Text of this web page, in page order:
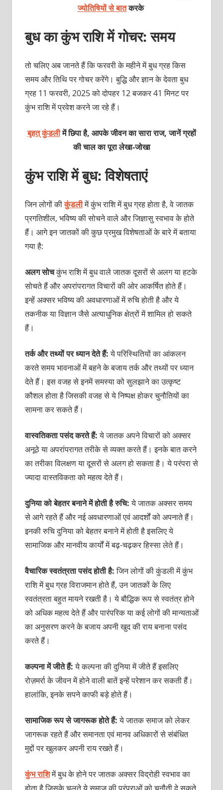
ज्योतिषियों से बातकरके
बुध का कुंभ राशि में गोचर: समय
तो चलिए अब जानते हैं कि फरवरी के महीने में बुध ग्रह किस
समय और तिथि पर गोचर करेंगे। बुद्धि और ज्ञान के देवता बुध
ग्रह 11 फरवरी, 2025 को दोपहर 12 बजकर 41 मिनट पर
कुंभ राशि में प्रवेश करने जा रहे हैं।
बृहत् कुंडलीमें छिपा है, आपके जीवन का सारा राज, जानें ग्रहों
की चाल का पूरालेखा-जोखा
कुंभ राशि में बुध: विशेषताएं
जिन लोगों कीकुंडलीमें कुंभ राशि में बुध ग्रह होता है, वे जातक
प्रगतिशील, भविष्‍य की सोचने वाले और जिज्ञासु स्‍वभाव के होते
हैं। आगे इन जातकों की कुछ प्रमुख विशेषताओं के बारे में बताया
गया है:
अलग सोचकुंभ राशि में बुध वाले जातक दूसरों से अलग या हटके
सोचते हैं और अपरांपरागत विचारों की ओर आकर्षित होते हैं।
इन्‍हें अक्‍सर भविष्‍य की अवधारणाओं में रुचि होती है और ये
तकनीक या विज्ञान जैसे अत्‍याधुनिक क्षेत्रों में शामिल हो सकते
हैं।
तर्क और तथ्‍यों पर ध्‍यान देते हैं:ये परिस्थितियों का आंकलन
करते समय भावनाओं में बहने के बजाय तर्क और तथ्‍यों पर ध्‍यान
देते हैं। इस वजह से इनमें समस्‍या को सुलझाने का उत्‍कृष्‍ट
कौशल होता है जिसकी वजह से ये निष्‍पक्ष होकर चुनौतियों का
सामना कर सकते हैं।
वास्‍वतिकता पसंद करते हैं:ये जातक अपने विचारों को अक्‍सर
अनूठे या अपरांपरागत तरीके से व्‍यक्‍‍त करते हैं। इनके बात करने
का तरीका विलक्षण या दूसरों से अलग हो सकता है। ये परंपरा से
ज्‍यादा वास्‍तविकता को महत्‍व देते हैं।
दुनिया को बेहतर बनाने में होती है रुचि:ये जातक अक्‍सर समय
से आगे रहते हैं और नई अवधारणाओं एवं आदर्शों को अपनाते हैं।
इनकी रुचि दुनिया को बेहतर बनाने में होती है इसलिए ये
सामाजिक और मानवीय कार्यों में बढ़-चढ़कर हिस्‍सा लेते हैं।
वैचारिक स्‍वतंत्रता पसंद होती है:जिन लोगों की कुंडली में कुंभ
राशि में बुध ग्रह विराजमान होते हैं, उन जातकों के लिए
स्‍वतंत्रता बहुत मायने रखती है। ये बौद्धिक रूप से स्‍वतंत्र होने
को अधिक महत्‍व देते हैं और पारंपरिक या कई लोगों की मान्‍यताओं
का अनुसरण करने के बजाय अपनी खुद की राय बनाना पसंद
करते हैं।
कल्‍पना में जीते हैं:ये कल्‍पना की दुनिया में जीते हैं इसलिए
रोज़मर्रा के जीवन में होने वाली बातें इन्‍हें परेशान कर सकती हैं।
हालांकि, इनके सपने काफी बड़े होते हैं।
सामाजिक रूप से जागरूक होते हैं:ये जातक समाज को लेकर
जागरूक रहते हैं और समानता एवं मानव अधिकारों से संबंधित
मुद्दों पर खुलकर अपनी राय रखते हैं।
कुंभ राशिमें बुध के होने पर जातक अक्‍सर विद्रोही स्‍वभाव का